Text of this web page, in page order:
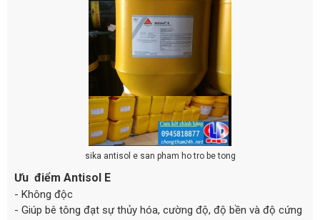
sika antisol e san pham ho tro be tong
Ưu điểm Antisol E
- Không độc
- Giúp bê tông đạt sự thủy hóa, cường độ, độ bền và độ cứng